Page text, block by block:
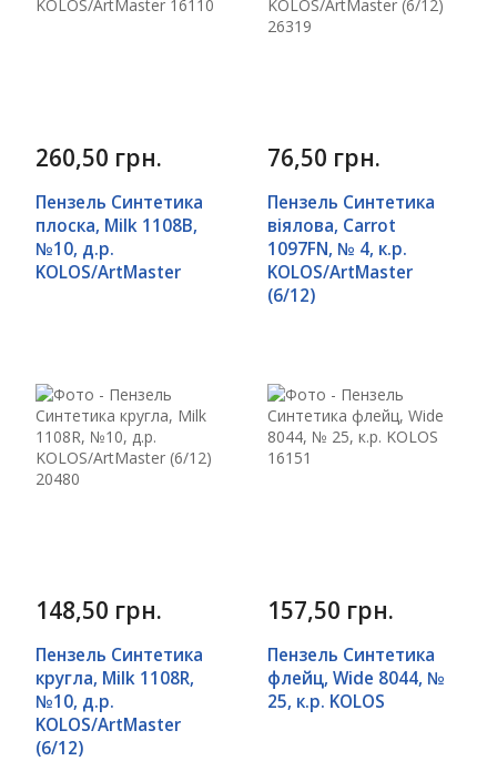
260,50 грн.
Пензель Синтетика
плоска, Milk 1108B,
№10, д.р.
KOLOS/ArtMaster
76,50 грн.
Пензель Синтетика
віялова, Carrot
1097FN, № 4, к.р.
KOLOS/ArtMaster
(6/12)
148,50 грн.
Пензель Синтетика
кругла, Milk 1108R,
№10, д.р.
KOLOS/ArtMaster
(6/12)
157,50 грн.
Пензель Синтетика
флейц, Wide 8044, №
25, к.р. KOLOS